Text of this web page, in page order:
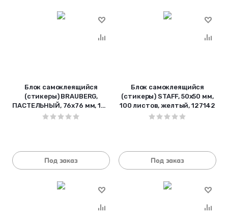
Блок самоклеящийся
(стикеры) BRAUBERG,
ПАСТЕЛЬНЫЙ, 76х76 мм, 100
листов, розовый, 122697
Под заказ
Блок самоклеящийся
(стикеры) STAFF, 50х50 мм,
100 листов, желтый, 127142
Под заказ